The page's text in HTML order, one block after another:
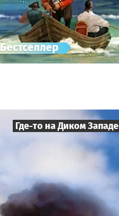
Бестселлер
Где-то на Диком Западе